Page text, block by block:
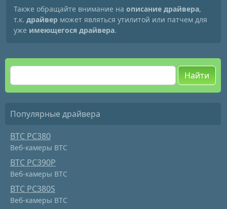
Также обращайте внимание на описание драйвера,
т.к. драйвер может являться утилитой или патчем для
уже имеющегося драйвера.
Найти
Популярные драйвера
BTC PC380
Веб-камеры BTC
BTC PC390P
Веб-камеры BTC
BTC PC380S
Веб-камеры BTC